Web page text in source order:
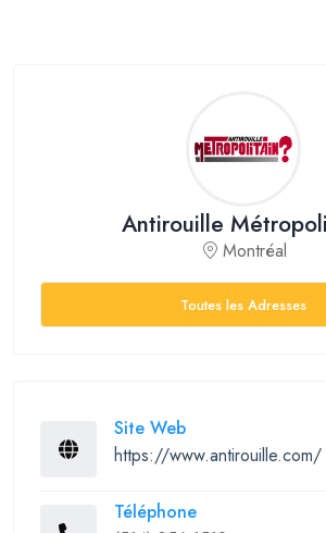
Antirouille
Montréal
Toutes les Adresses
Site Web
https://www.antirouille.com/
Téléphone